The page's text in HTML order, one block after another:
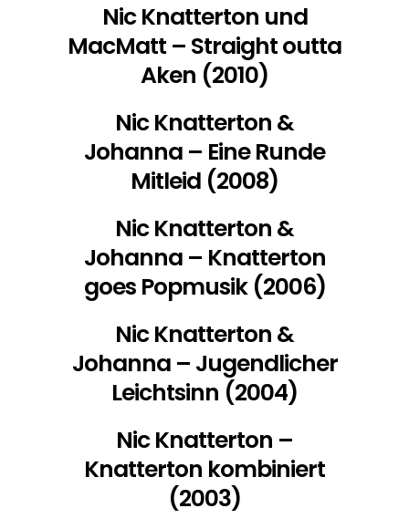
Nic Knatterton und
MacMatt – Straight outta
Aken (2010)
Nic Knatterton &
Johanna – Eine Runde
Mitleid (2008)
Nic Knatterton &
Johanna – Knatterton
goes Popmusik (2006)
Nic Knatterton &
Johanna – Jugendlicher
Leichtsinn (2004)
Nic Knatterton –
Knatterton kombiniert
(2003)